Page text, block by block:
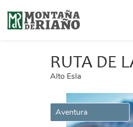
RUTA DE
Alto Esla
Aventura